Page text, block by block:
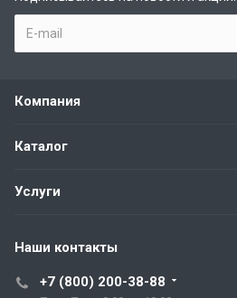
Компания
Каталог
Услуги
Наши контакты
+7 (800) 200-38-88